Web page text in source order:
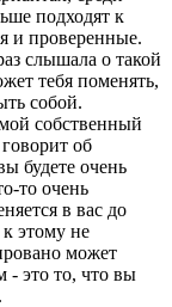
подходят к
и проверенные.
слышала о такой
тебя поменять,
собой.
собственный
об
будете очень
то очень
в вас до
этому не
может
- это то, что вы